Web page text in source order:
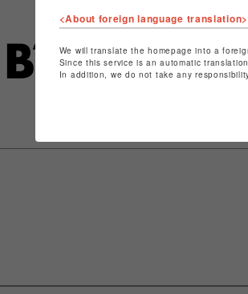
ショッ
特定商
ショ
<About foreign language translation>
We will translate the homepage into a
Since this service is an automatic
In addition, we do not take any